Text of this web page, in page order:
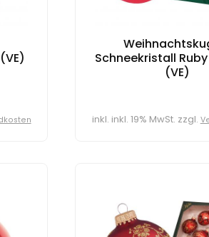
Schneekristall
(VE)
inkl. inkl. 19% MwSt. zzgl.